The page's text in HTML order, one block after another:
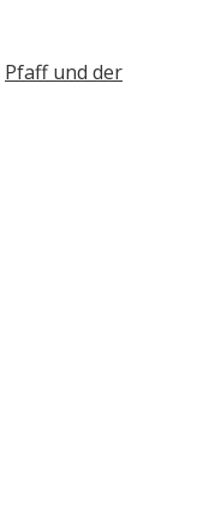
Pfaff und der